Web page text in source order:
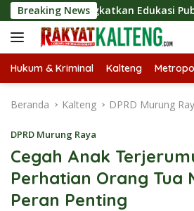
Langsung
ke
konten
Breaking News
Tingkatkan Edukasi Publik tentang
Hukum & Kriminal Kalteng
Beranda Kalteng DPRD Murung
DPRD Murung Raya
Cegah Anak
Perhatian Orang Tua
Peran Penting